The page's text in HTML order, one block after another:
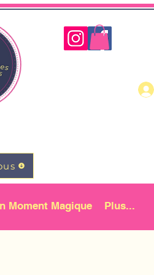
Moment Magique Plus...